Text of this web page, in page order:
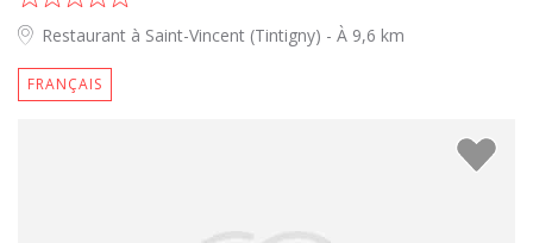
Restaurant à Saint-Vincent (Tintigny) - À 9,6 km
FRANÇAIS